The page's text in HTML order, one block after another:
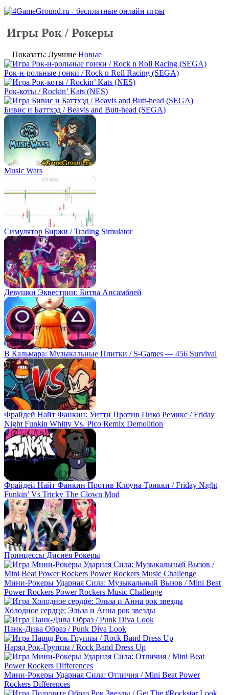
Игры Рок / Рокеры
Показать: Лучшие Новые
Рок-н-рольные гонки / Rock n Roll Racing (SEGA)
Рок-коты / Rockin’ Kats (NES)
Бивис и Баттхэд / Beavis and Butt-head (SEGA)
Music Wars
Симулятор Биржи / Trading Simulator
Девушки Эквестрии: Битва Ансамблей
В Кальмара: Музыкальные Плитки / S-Games — 456 Survival
Фрайдей Найт Фанкин: Уитти Против Пико Ремикс / Friday
Night Funkin Whitty Vs. Pico Remix Demolition
Фрайдей Найт Фанкин Против Клоуна Трикки / Friday Night
Funkin’ Vs Tricky The Clown Mod
Принцессы Диснея Рокеры
Мини-Рокеры Ударная Сила: Музыкальный Вызов / Mini Beat
Power Rockers Power Rockers Music Challenge
Холодное сердце: Эльза и Анна рок звезды
Панк-Дива Образ / Punk Diva Look
Наряд Рок-Группы / Rock Band Dress Up
Мини-Рокеры Ударная Сила: Отличия / Mini Beat Power
Rockers Differences